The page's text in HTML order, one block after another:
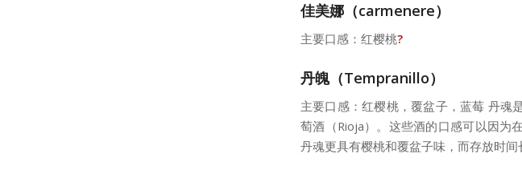
佳美娜（carmenere）
主要口感：红樱桃?
丹魄（Tempranillo）
主要口感：红樱桃，覆盆子，蓝莓 丹魂
萄酒（Rioja）。这些酒的口感可以因为
丹魂更具有樱桃和覆盆子味，而存放时间